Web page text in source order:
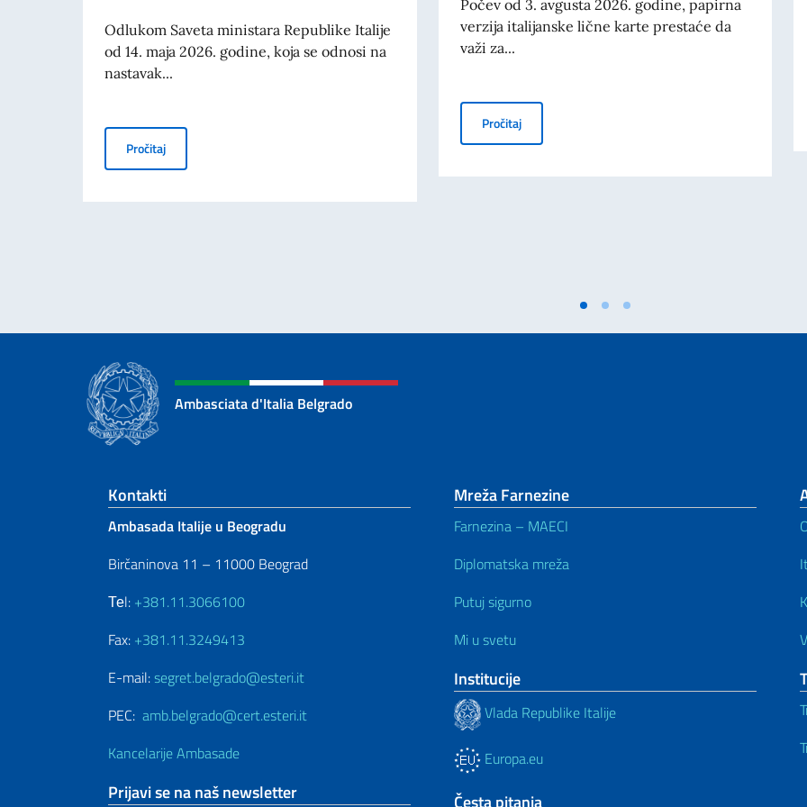
Odlukom Saveta ministara Republike Italije
od 14. maja 2026. godine, koja se odnosi na
nastavak...
PročitajOBJAVLJEN JE KONKURS BALKAN 2026: SUFINANSIRANJE PROJEKATA KOJE PROMOVIŠU SUBJEKTI PRIVATNOG
Počev od 3. avgusta 2026. godine, papirna
verzija italijanske lične karte prestaće da
važi za...
PročitajPRESTANAK VAŽENJA PAPIRNE LIČNE KARTE ZA
Ambasciata d'Italia Belgrado
Footer section
Kontakti
Ambasada Italije u Beogradu
Birčaninova 11 – 11000 Beograd
Теl: +381.11.3066100
Fax: +381.11.3249413
E-mail:segret.belgrado@esteri.it
PEC: amb.belgrado@cert.esteri.it
Kancelarije Ambasade
Prijavi se na naš newsletter
Mreža Farnezine
Farnezina – MAECI
Diplomatska mreža
Putuj sigurno
Mi u svetu
Institucije
Vlada Republike Italije
Europa.eu
Česta pitanja